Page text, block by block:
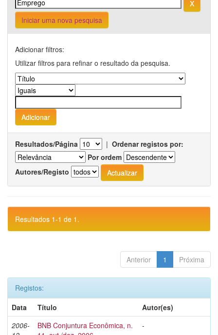
Iniciar uma nova pesquisa
Adicionar filtros:
Utilizar filtros para refinar o resultado da pesquisa.
Resultados/Página | Ordenar registos por:
Por ordem
Autores/Registo
Resultados 1-1 de 1.
Anterior 1 Próxima
Registos:
Data
Título
Autor(es)
2006-
BNB Conjuntura Econômica, n.
-